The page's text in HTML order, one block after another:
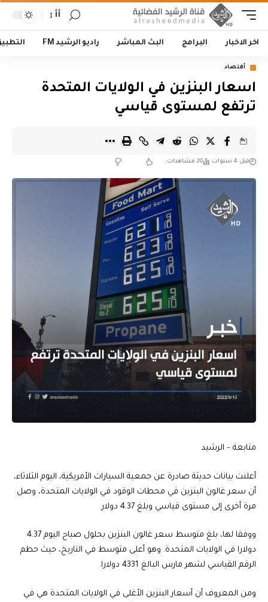
أأ
اخر الاخبار البرامج البث المباشر راديو الرشيد FM
أقتصاد
اسعار البنزين في الولايات المتحدة
ترتفع لمستوى قياسي
قبل 4 سنوات 20 مشاهدات
متابعة – الرشيد
أعلنت بيانات حديثة صادرة عن جمعية السيارات الأمريكية، اليوم الثلاثاء،
أن سعر غالون البنزين في محطات الوقود في الولايات المتحدة، وصل
مرة أخرى إلى مستوى قياسي وبلغ 4.37 دولار.
ووفقا لها، بلغ متوسط سعر غالون البنزين بحلول صباح اليوم 4.37
دولارا في الولايات المتحدة. وهو أعلى متوسط في التاريخ، حيث حطم
الرقم القياسي لشهر مارس البالغ 4331 دولارا.
ومن المعروف أن أسعار البنزين الأغلى في الولايات المتحدة هي في